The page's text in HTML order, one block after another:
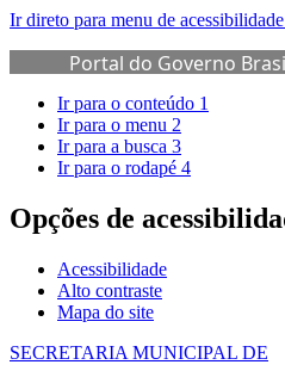
Ir direto para menu de
Portal do Governo
de Governo
Ir para o conteúdo 1
Ir para o menu 2
Ir para a busca 3
Ir para o rodapé 4
Opções de
Acessibilidade
Alto contraste
Mapa do site
SECRETARIA MUNICIPAL DE